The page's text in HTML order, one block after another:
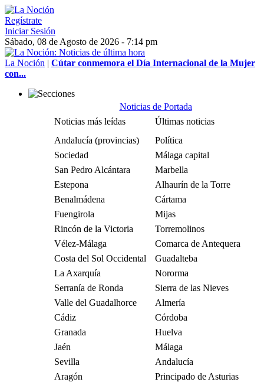
Regístrate
Iniciar Sesión
Sábado, 08 de Agosto de 2026 - 7:14 pm
La Noción | Cútar conmemora el Día Internacional de la Mujer
con...
Noticias de Portada
Noticias más leídas
Últimas noticias
Andalucía (provincias)
Política
Sociedad
Málaga capital
San Pedro Alcántara
Marbella
Estepona
Alhaurín de la Torre
Benalmádena
Cártama
Fuengirola
Mijas
Rincón de la Victoria
Torremolinos
Vélez-Málaga
Comarca de Antequera
Costa del Sol Occidental
Guadalteba
La Axarquía
Nororma
Serranía de Ronda
Sierra de las Nieves
Valle del Guadalhorce
Almería
Cádiz
Córdoba
Granada
Huelva
Jaén
Málaga
Sevilla
Andalucía
Aragón
Principado de Asturias